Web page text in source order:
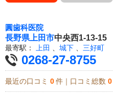
圓歯科医院
長野県 上田市中央西1-13-15
最寄駅： 上田 、 城下 、 三好町
0268-27-8755
最近の口コミ 0 件｜口コミ総数 0